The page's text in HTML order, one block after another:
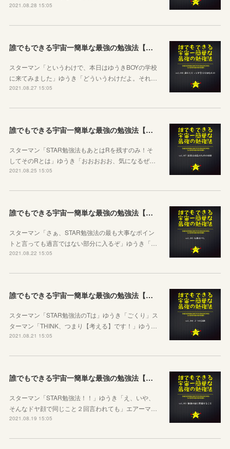
2021.08.28 15:05
誰でもできる宇宙一簡単な最強の勉強法【第八話：誰もにとって平等で大切なもの】
スターマン「というわけで、本日はゆうきBOYの学校
に来てみました」ゆうき「どういうわけだよ。それ…
2021.08.27 15:05
誰でもできる宇宙一簡単な最強の勉強法【第七話：結果は成長のための材料】
スターマン「STAR勉強法もあとはRを残すのみ！そ
してそのRとは」ゆうき「おおおおお、気になるぜ…
2021.08.25 15:05
誰でもできる宇宙一簡単な最強の勉強法【第五話：行動すべし！】
スターマン「さぁ、STAR勉強法の最も大事なポイン
トと言っても過言ではない部分に入るぞ」ゆうき「…
2021.08.22 15:05
誰でもできる宇宙一簡単な最強の勉強法【第四話：２つの計画】
スターマン「STAR勉強法のTは」ゆうき「ごくり」ス
ターマン「THINK、つまり【考える】です！」ゆう…
2021.08.21 15:05
誰でもできる宇宙一簡単な最強の勉強法【第三話：勉強の前に準備すること】
スターマン「STAR勉強法！！」ゆうき「え、いや、
そんなドヤ顔で同じこと２回言われても」エアーマ…
2021.08.19 15:05